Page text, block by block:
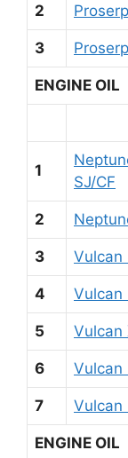
2
3
ENGINE OIL
1
SJ/CF
2
3 Vulcan
4 Vulcan
5 Vulcan
6 Vulcan
7 Vulcan
ENGINE OIL